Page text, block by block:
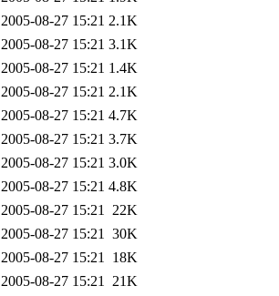
2005-08-27 15:21 2.1K
2005-08-27 15:21 3.1K
2005-08-27 15:21 1.4K
2005-08-27 15:21 2.1K
2005-08-27 15:21 4.7K
2005-08-27 15:21 3.7K
2005-08-27 15:21 3.0K
2005-08-27 15:21 4.8K
2005-08-27 15:21 22K
2005-08-27 15:21 30K
2005-08-27 15:21 18K
2005-08-27 15:21 21K